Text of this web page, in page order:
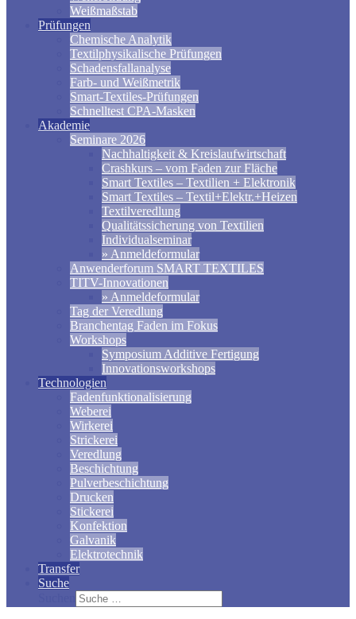
Weißmaßstab
Prüfungen
Chemische Analytik
Textilphysikalische Prüfungen
Schadensfallanalyse
Farb- und Weißmetrik
Smart-Textiles-Prüfungen
Schnelltest CPA-Masken
Akademie
Seminare 2026
Nachhaltigkeit & Kreislaufwirtschaft
Crashkurs – vom Faden zur Fläche
Smart Textiles – Textilien + Elektronik
Smart Textiles – Textil+Elektr.+Heizen
Textilveredlung
Qualitätssicherung von Textilien
Individualseminar
» Anmeldeformular
Anwenderforum SMART TEXTILES
TITV-Innovationen
» Anmeldeformular
Tag der Veredlung
Branchentag Faden im Fokus
Workshops
Symposium Additive Fertigung
Innovationsworkshops
Technologien
Fadenfunktionalisierung
Weberei
Wirkerei
Strickerei
Veredlung
Beschichtung
Pulverbeschichtung
Drucken
Stickerei
Konfektion
Galvanik
Elektrotechnik
Transfer
Suche